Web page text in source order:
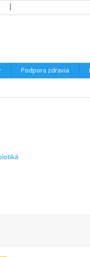
Podpora zdravia